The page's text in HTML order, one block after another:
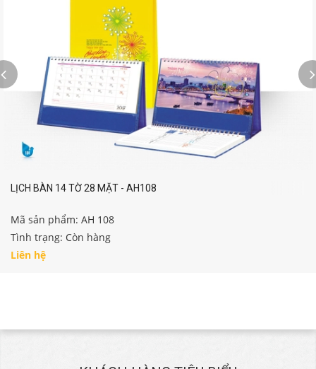
LỊCH BÀN 14 TỜ 28 MẶT - AH108
Mã sản phẩm: AH 108
Tình trạng: Còn hàng
Liên hệ